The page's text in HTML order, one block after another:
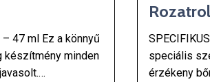
– 47 ml Ez a könnyű
készítmény minden
speciális
érzékeny